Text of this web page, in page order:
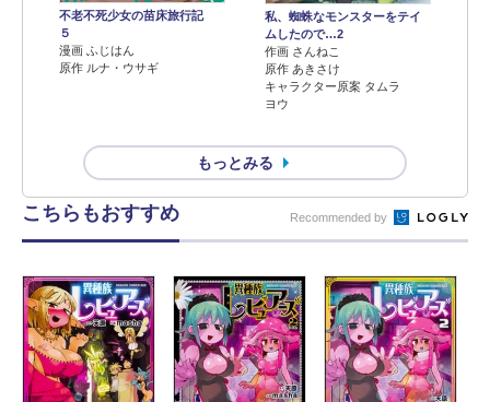
不老不死少女の苗床旅行記
５
漫画 ふじはん
原作 ルナ・ウサギ
私、蜘蛛なモンスターをテイ
ムしたので…2
作画 さんねこ
原作 あきさけ
キャラクター原案 タムラ
ヨウ
もっとみる
こちらもおすすめ Recommended by